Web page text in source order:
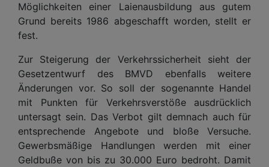
Möglichkeiten einer Laienausbildung aus gutem
Grund bereits 1986 abgeschafft worden, stellt er
fest.
Zur Steigerung der Verkehrssicherheit sieht der
Gesetzentwurf des BMVD ebenfalls weitere
Änderungen vor. So soll der sogenannte Handel
mit Punkten für Verkehrsverstöße ausdrücklich
untersagt sein. Das Verbot gilt demnach auch für
entsprechende Angebote und bloße Versuche.
Gewerbsmäßige Handlungen werden mit einer
Geldbuße von bis zu 30.000 Euro bedroht. Damit